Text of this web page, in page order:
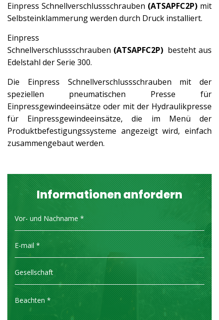
Einpress Schnellverschlussschrauben (ATSAPFC2P) mit
Selbsteinklammerung werden durch Druck installiert.
Einpress
Schnellverschlussschrauben (ATSAPFC2P) besteht aus
Edelstahl der Serie 300.
Die Einpress Schnellverschlussschrauben mit der
speziellen pneumatischen Presse für
Einpressgewindeeinsätze oder mit der Hydraulikpresse
für Einpressgewindeeinsätze, die im Menü der
Produktbefestigungssysteme angezeigt wird, einfach
zusammengebaut werden.
Informationen anfordern